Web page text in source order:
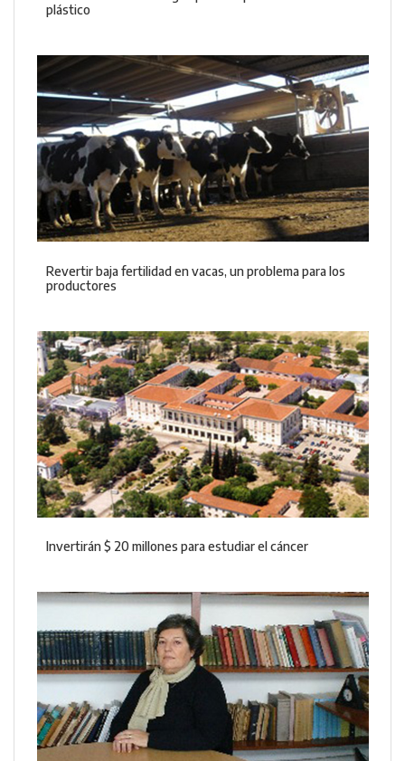
plástico
Revertir baja fertilidad en vacas, un problema para los
productores
Invertirán $ 20 millones para estudiar el cáncer